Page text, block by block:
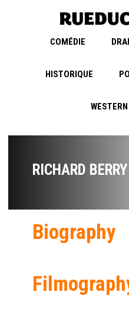
COMÉDIE
HISTORIQUE
WESTERN
RICHARD BERRY
Biography